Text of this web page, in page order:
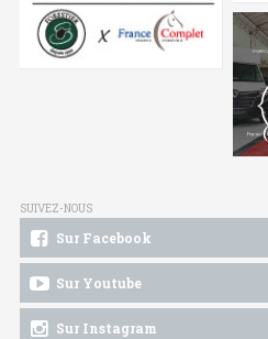
SUIVEZ-NOUS
Sur Facebook
Sur Youtube
Sur Instagram